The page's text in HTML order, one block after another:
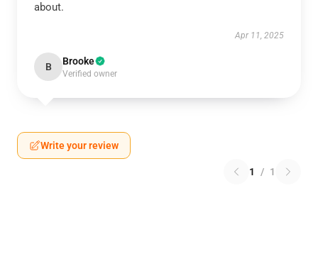
about.
Apr 11, 2025
B Brooke
Verified owner
Write your review
1 / 1